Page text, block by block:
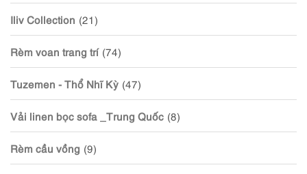
Iliv Collection (21)
Rèm voan trang trí (74)
Tuzemen - Thổ Nhĩ Kỳ (47)
Vải linen bọc sofa _Trung Quốc (8)
Rèm cầu vồng (9)